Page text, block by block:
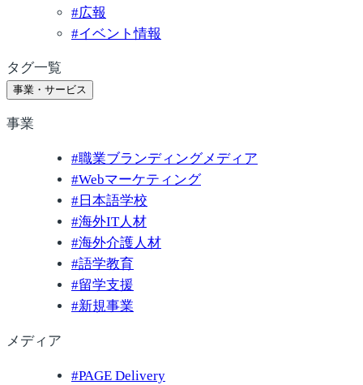
#広報
#イベント情報
タグ一覧
事業・サービス
事業
#職業ブランディングメディア
#Webマーケティング
# 日本語学校
#海外IT人材
#海外介護人材
#語学教育
#留学支援
#新規事業
メディア
#PAGE Delivery